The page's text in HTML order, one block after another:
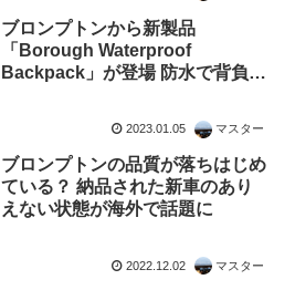
ブロンプトンから新製品
「Borough Waterproof
Backpack」が登場 防水で背負う
2023.01.05 マスター
ブロンプトンの品質が落ちはじめ
ている？ 納品された新車のあり
えない状態が海外で話題に
2022.12.02 マスター